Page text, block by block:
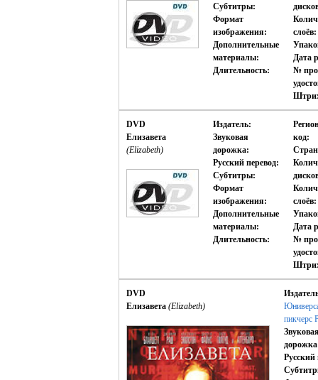
Субтитры:
Формат
изображения:
Дополнительные
материалы:
Длительность:
слоёв:
Дата
№
DVD
Елизавета
(Elizabeth)
Издатель:
Звуковая
дорожка:
Русский перевод:
Субтитры:
Формат
изображения:
Дополнительные
материалы:
Длительность:
код:
слоёв:
Дата
№
DVD
Елизавета (Elizabeth)
пикчерс
Русский